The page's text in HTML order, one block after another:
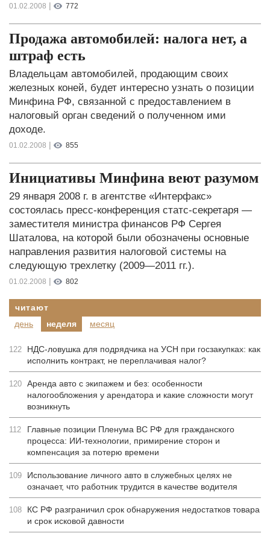
01.02.2008 | 772
Продажа автомобилей: налога нет, а
штраф есть
Владельцам автомобилей, продающим своих
железных коней, будет интересно узнать о позиции
Минфина РФ, связанной с предоставлением в
налоговый орган сведений о полученном ими
доходе.
01.02.2008 | 855
Инициативы Минфина веют разумом
29 января 2008 г. в агентстве «Интерфакс»
состоялась пресс-конференция статс-секретаря —
заместителя министра финансов РФ Сергея
Шаталова, на которой были обозначены основные
направления развития налоговой системы на
следующую трехлетку (2009—2011 гг.).
01.02.2008 | 802
читают
день
неделя месяц
122
НДС-ловушка для подрядчика на УСН при госзакупках: как
исполнить контракт, не переплачивая налог?
120 Аренда авто с экипажем и без: особенности
налогообложения у арендатора и какие сложности могут
возникнуть
112
Главные позиции Пленума ВС РФ для гражданского
процесса: ИИ-технологии, примирение сторон и
компенсация за потерю времени
109
Использование личного авто в служебных целях не
означает, что работник трудится в качестве водителя
108
КС РФ разграничил срок обнаружения недостатков товара
и срок исковой давности